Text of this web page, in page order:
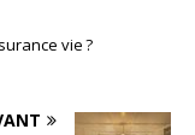
vie ?